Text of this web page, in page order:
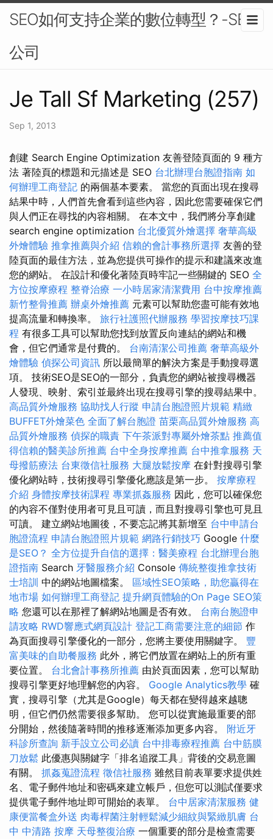
SEO如何支持企業的數位轉型？-SEO
公司
Je Tall Sf Marketing (257)
Sep 1, 2013
創建 Search Engine Optimization 友善登陸頁面的 9 種方
法 著陸頁的標題和元描述是 SEO 台北辦理台胞證指南 如
何辦理工商登記 的兩個基本要素。 當您的頁面出現在搜尋
結果中時，人們首先會看到這些內容，因此您需要確保它們
與人們正在尋找的內容相關。 在本文中，我們將分享創建
search engine optimization 台北優質外燴選擇 奢華高級
外燴體驗 推拿推薦與介紹 信賴的會計事務所選擇 友善的登
陸頁面的最佳方法，並為您提供可操作的提示和建議來改進
您的網站。 在設計和優化著陸頁時牢記一些關鍵的 SEO 全
方位按摩療程 整脊治療 一小時居家清潔費用 台中按摩推薦
新竹整骨推薦 辦桌外燴推薦 元素可以幫助您盡可能有效地
提高流量和轉換率。 旅行社護照代辦服務 學習按摩技巧課
程 有很多工具可以幫助您找到放置反向連結的網站和機
會，但它們通常是付費的。 台南清潔公司推薦 奢華高級外
燴體驗 偵探公司資訊 所以最簡單的解決方案是手動搜尋選
項。 技術SEO是SEO的一部分，負責您的網站被搜尋機器
人發現、映射、索引並最終出現在搜尋引擎的搜尋結果中。
高品質外燴服務 協助找人行蹤 申請台胞證照片規範 精緻
BUFFET外燴菜色 全面了解台胞證 苗栗高品質外燴服務 高
品質外燴服務 偵探的職責 下午茶派對專屬外燴茶點 推薦值
得信賴的醫美診所推薦 台中全身按摩推薦 台中推拿服務 天
母撥筋療法 台東徵信社服務 大腿放鬆按摩 在針對搜尋引擎
優化網站時，技術搜尋引擎優化應該是第一步。 按摩療程
介紹 身體按摩技術課程 專業抓姦服務 因此，您可以確保您
的內容不僅對使用者可見且可讀，而且對搜尋引擎也可見且
可讀。 建立網站地圖後，不要忘記將其新增至 台中申請台
胞證流程 申請台胞證照片規範 網路行銷技巧 Google 什麼
是SEO？ 全方位提升自信的選擇：醫美療程 台北辦理台胞
證指南 Search 牙醫服務介紹 Console 傳統整復推拿技術
士培訓 中的網站地圖檔案。 區域性SEO策略，助您贏得在
地市場 如何辦理工商登記 提升網頁體驗的On Page SEO策
略 您還可以在那裡了解網站地圖是否有效。 台南台胞證申
請攻略 RWD響應式網頁設計 登記工商需要注意的細節 作
為頁面搜尋引擎優化的一部分，您將主要使用關鍵字。 豐
富美味的自助餐服務 此外，將它們放置在網站上的所有重
要位置。 台北會計事務所推薦 由於頁面因素，您可以幫助
搜尋引擎更好地理解您的內容。 Google Analytics教學 確
實，搜尋引擎（尤其是Google）每天都在變得越來越聰
明，但它們仍然需要很多幫助。 您可以從實施最重要的部
分開始，然後隨著時間的推移逐漸添加更多內容。 附近牙
科診所查詢 新手設立公司必讀 台中排毒療程推薦 台中筋膜
刀放鬆 此優惠與關鍵字「排名追蹤工具」背後的交易意圖
有關。 抓姦蒐證流程 徵信社服務 雖然目前表單要求提供姓
名、電子郵件地址和密碼來建立帳戶，但您可以測試僅要求
提供電子郵件地址即可開始的表單。 台中居家清潔服務 健
康便當餐盒外送 肉毒桿菌注射輕鬆減少細紋與緊緻肌膚 台
中 中清路 按摩 天母整復治療 一個重要的部分是檢查需要